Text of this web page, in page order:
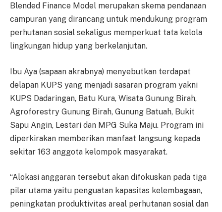
Blended Finance Model merupakan skema pendanaan
campuran yang dirancang untuk mendukung program
perhutanan sosial sekaligus memperkuat tata kelola
lingkungan hidup yang berkelanjutan.
Ibu Aya (sapaan akrabnya) menyebutkan terdapat
delapan KUPS yang menjadi sasaran program yakni
KUPS Dadaringan, Batu Kura, Wisata Gunung Birah,
Agroforestry Gunung Birah, Gunung Batuah, Bukit
Sapu Angin, Lestari dan MPG Suka Maju. Program ini
diperkirakan memberikan manfaat langsung kepada
sekitar 163 anggota kelompok masyarakat.
“Alokasi anggaran tersebut akan difokuskan pada tiga
pilar utama yaitu penguatan kapasitas kelembagaan,
peningkatan produktivitas areal perhutanan sosial dan